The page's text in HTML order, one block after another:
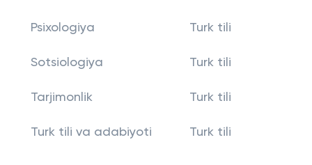
Psixologiya Turk tili
Sotsiologiya Turk tili
Tarjimonlik Turk tili
Turk tili va adabiyoti Turk tili